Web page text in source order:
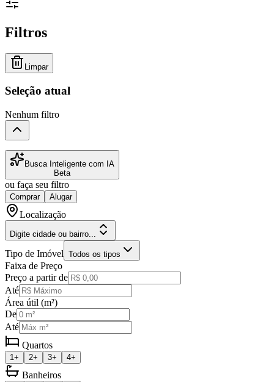
Filtros
Limpar
Seleção atual
Nenhum filtro
Busca Inteligente com IA
Beta
ou faça seu filtro
Comprar Alugar
Localização
Digite cidade ou bairro...
Tipo de Imóvel Todos os tipos
Faixa de Preço
Preço a partir de
Até
Área útil (m²)
De
Até
Quartos
1+ 2+ 3+ 4+
Banheiros